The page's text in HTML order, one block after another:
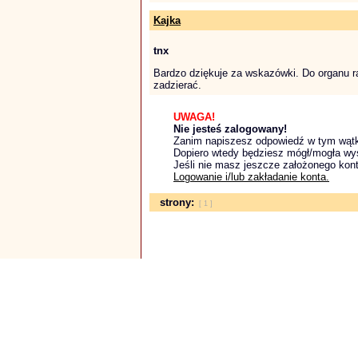
Kajka
tnx
Bardzo dziękuje za wskazówki. Do
zadzierać.
UWAGA!
Nie jesteś zalogowany!
Zanim napiszesz odpowiedź w tym
Dopiero wtedy będziesz mógł/mogła
Jeśli nie masz jeszcze założonego
Logowanie i/lub zakładanie konta.
strony: [ 1 ]